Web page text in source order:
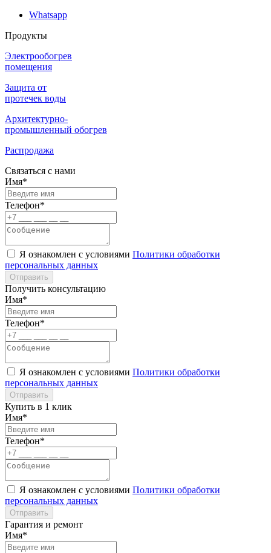
Whatsapp
Продукты
Электрообогрев
помещения
Защита от
протечек воды
Архитектурно-
промышленный обогрев
Распродажа
Связаться с нами
Имя*
Телефон*
Я ознакомлен с условиями Политики обработки
персональных данных
Отправить
Получить консультацию
Имя*
Телефон*
Я ознакомлен с условиями Политики обработки
персональных данных
Отправить
Купить в 1 клик
Имя*
Телефон*
Я ознакомлен с условиями Политики обработки
персональных данных
Отправить
Гарантия и ремонт
Имя*